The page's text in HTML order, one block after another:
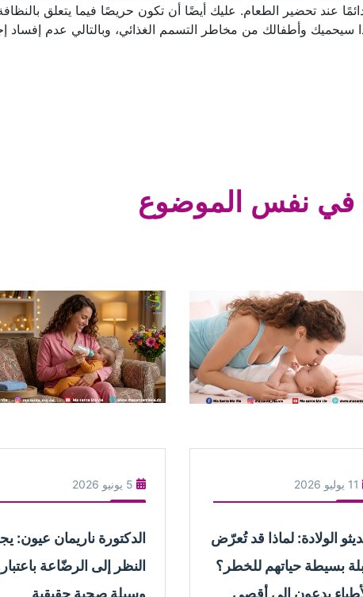
عند تحضير الطعام. عليك أيضًا أن تكون حريصًا فيما يتعلق
سيحميك وأطفالك من مخاطر التسمم الغذائي، وبالتالي عدم إفساد
في نفس الموضوع
11 يوليو 2026
الولادة: لماذا قد تُعرّض
بسيطة حياتهم للخطر؟
يدعون إلى أقصى
5 يونيو 2026
الدكتورة ناريمان عيون:
النظر إلى الرضّاعة
وسيلة صحية حقيقية